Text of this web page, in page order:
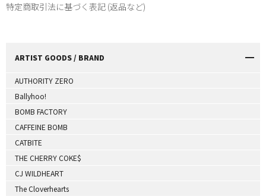
特定商取引法に基づく表記 (返品など)
ARTIST GOODS / BRAND
AUTHORITY ZERO
Ballyhoo!
BOMB FACTORY
CAFFEINE BOMB
CATBITE
THE CHERRY COKE$
CJ WILDHEART
The Cloverhearts